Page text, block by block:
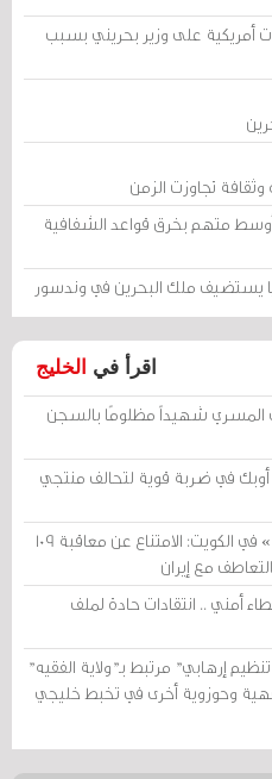
على وزير بحريني بسبب
تجاوزت الزمن
متهم بخرق قواعد الشفافية
يستضيف ملك البحرين في وندسور
اقرأ في الخليج
المسري شهيداً مظلومًا بالسجن
في ضربة قوية لتحالف منتجي
محكمة «أمن الدولة» في الكويت: الامتناع عن معاقبة 109
أمني .. انتقادات حادة لملف
إرهابي" مرتبط بـ"ولاية الفقيه"
وحوزوية أخرى في تخبط خليجي